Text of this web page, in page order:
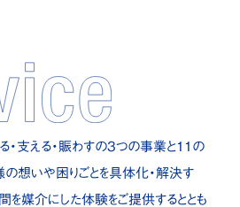
・支える・賑わすの3つの事業と11の
の想いや困りごとを具体化・解決す
を媒介にした体験をご提供するととも